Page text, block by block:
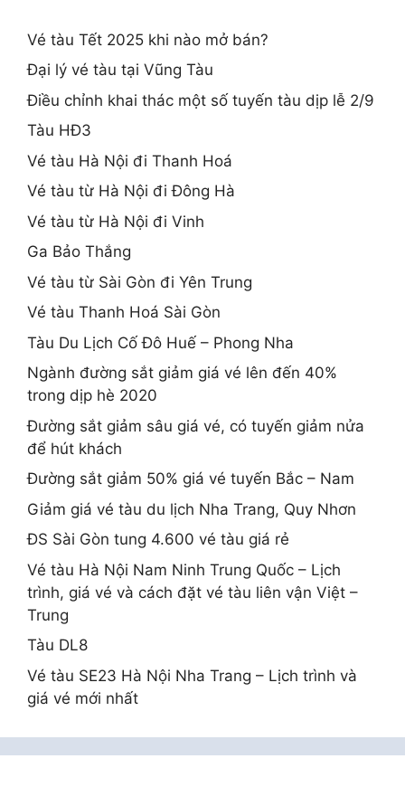
Vé tàu Tết 2025 khi nào mở bán?
Đại lý vé tàu tại Vũng Tàu
Điều chỉnh khai thác một số tuyến tàu dịp lễ 2/9
Tàu HĐ3
Vé tàu Hà Nội đi Thanh Hoá
Vé tàu từ Hà Nội đi Đông Hà
Vé tàu từ Hà Nội đi Vinh
Ga Bảo Thắng
Vé tàu từ Sài Gòn đi Yên Trung
Vé tàu Thanh Hoá Sài Gòn
Tàu Du Lịch Cố Đô Huế – Phong Nha
Ngành đường sắt giảm giá vé lên đến 40%
trong dịp hè 2020
Đường sắt giảm sâu giá vé, có tuyến giảm nửa
để hút khách
Đường sắt giảm 50% giá vé tuyến Bắc – Nam
Giảm giá vé tàu du lịch Nha Trang, Quy Nhơn
ĐS Sài Gòn tung 4.600 vé tàu giá rẻ
Vé tàu Hà Nội Nam Ninh Trung Quốc – Lịch
trình, giá vé và cách đặt vé tàu liên vận Việt –
Trung
Tàu DL8
Vé tàu SE23 Hà Nội Nha Trang – Lịch trình và
giá vé mới nhất